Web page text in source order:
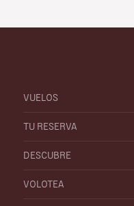
VUELOS
TU RESERVA
DESCUBRE
VOLOTEA